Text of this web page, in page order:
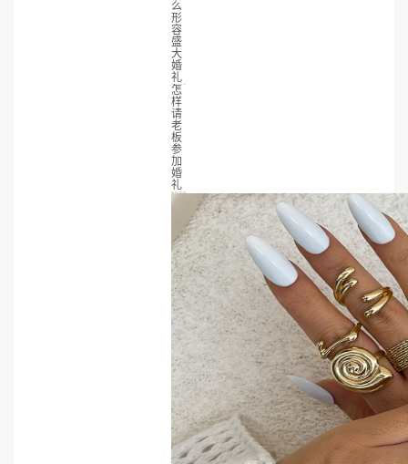
么
形
容
盛
大
婚
礼
怎
样
请
老
板
参
加
婚
礼